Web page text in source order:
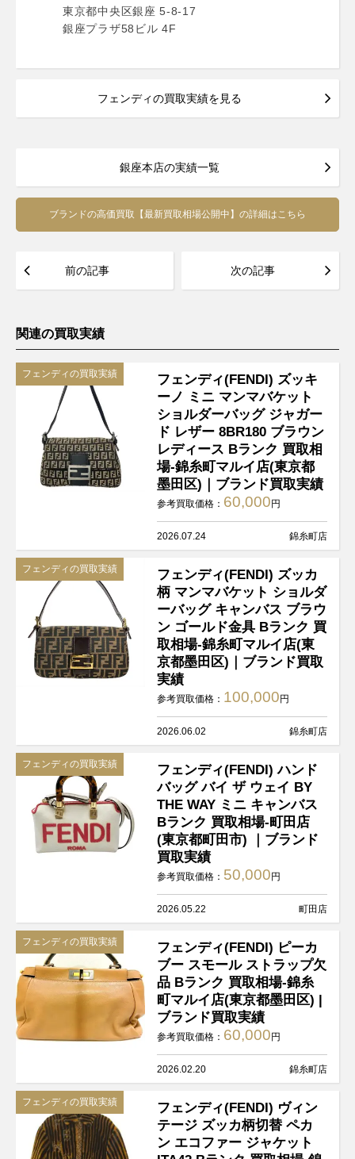
東京都中央区銀座 5-8-17
銀座プラザ58ビル 4F
フェンディの買取実績を見る
銀座本店の実績一覧
ブランドの高価買取【最新買取相場公開中】の詳細はこちら
前の記事 次の記事
関連の買取実績
フェンディの買取実績
フェンディ(FENDI) ズッキ
ーノ ミニ マンマバケット
ショルダーバッグ ジャガー
ド レザー 8BR180 ブラウン
レディース Bランク 買取相
場-錦糸町マルイ店(東京都
墨田区)｜ブランド買取実績
参考買取価格： 60,000 円
2026.07.24 錦糸町店
フェンディの買取実績
フェンディ(FENDI) ズッカ
柄 マンマバケット ショルダ
ーバッグ キャンバス ブラウ
ン ゴールド金具 Bランク 買
取相場-錦糸町マルイ店(東
京都墨田区)｜ブランド買取
実績
参考買取価格： 100,000 円
2026.06.02 錦糸町店
フェンディの買取実績
フェンディ(FENDI) ハンド
バッグ バイ ザ ウェイ BY
THE WAY ミニ キャンバス
Bランク 買取相場-町田店
(東京都町田市) ｜ブランド
買取実績
参考買取価格： 50,000 円
2026.05.22 町田店
フェンディの買取実績
フェンディ(FENDI) ピーカ
ブー スモール ストラップ欠
品 Bランク 買取相場-錦糸
町マルイ店(東京都墨田区) |
ブランド買取実績
参考買取価格： 60,000 円
2026.02.20 錦糸町店
フェンディの買取実績
フェンディ(FENDI) ヴィン
テージ ズッカ柄切替 ペカ
ン エコファー ジャケット